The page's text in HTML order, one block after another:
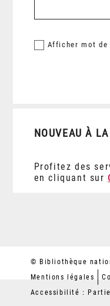
Afficher mot de
NOUVEAU À
Profitez des
en cliquant sur
© Bibliothèque
Mentions légales
Accessibilité :